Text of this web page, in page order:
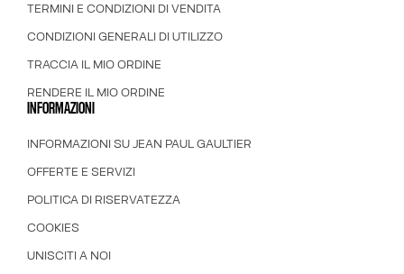
TERMINI E CONDIZIONI DI VENDITA
CONDIZIONI GENERALI DI UTILIZZO
TRACCIA IL MIO ORDINE
RENDERE IL MIO ORDINE
INFORMAZIONI
INFORMAZIONI SU JEAN PAUL GAULTIER
OFFERTE E SERVIZI
POLITICA DI RISERVATEZZA
COOKIES
UNISCITI A NOI